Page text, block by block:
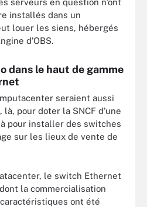
serveurs en question n’ont
installés dans un
louer les siens, hébergés
d’OBS.
dans le haut de gamme
seraient aussi
pour doter la SNCF d’une
pour installer des switches
sur les lieux de vente de
le switch Ethernet
la commercialisation
ont été